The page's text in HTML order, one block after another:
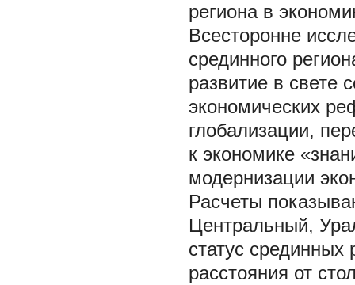
региона в
Всесторонне
срединного
развитие в свете
экономических
глобализации,
к экономике
модернизации
Расчеты
Центральный,
статус срединных
расстояния от